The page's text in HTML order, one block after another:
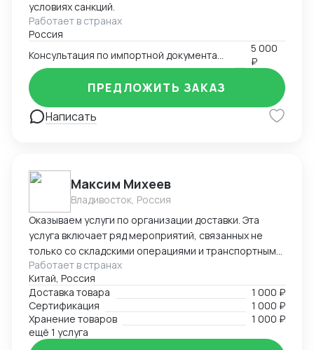
условиях санкций.
Работает в странах
Россия
5 000
₽
Написать
ПРЕДЛОЖИТЬ ЗАКАЗ
Максим Михеев
Владивосток, Россия
Оказываем услуги по организации доставки. Эта
услуга включает ряд мероприятий, связанных не
только со складскими операциями и транспортным
сопровождением. В нее также входит таможенное
оформление, помощь в заполнении необходимой
сопроводительной и разрешительной
документации.
Работает в странах
Китай, Россия
Доставка товара
1 000 ₽
Сертификация
1 000 ₽
Хранение товаров
1 000 ₽
ещё 1 услуга